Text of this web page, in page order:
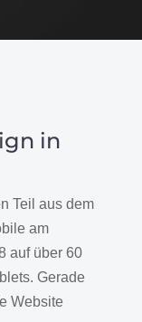
in
Teil aus dem
am
auf über 60
Gerade
Website